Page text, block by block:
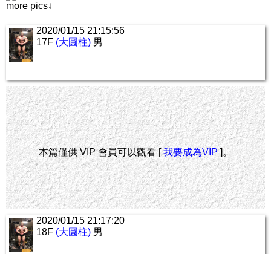
more pics↓
2020/01/15 21:15:56
17F (大圓柱) 男
本篇僅供 VIP 會員可以觀看 [我要成為VIP]。
2020/01/15 21:17:20
18F (大圓柱) 男